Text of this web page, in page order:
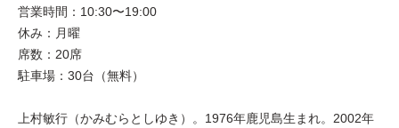
営業時間：10:30〜19:00
休み：月曜
席数：20席
駐車場：30台（無料）
上村敏行（かみむらとしゆき）。1976年鹿児島生まれ。2002年